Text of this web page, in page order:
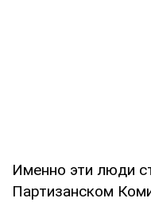
Именно эти люди
Партизанском